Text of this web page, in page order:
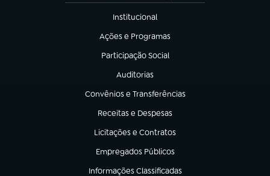
Institucional
(abre em nova aba)
Ações e Programas
(abre em nova aba)
Participação Social
(abre em nova aba)
Auditorias
(abre em nova aba)
Convênios e Transferências
(abre em nova aba)
Receitas e Despesas
(abre em nova aba)
Licitações e Contratos
(abre em nova aba)
Empregados Públicos
(abre em nova aba)
Informações Classificadas